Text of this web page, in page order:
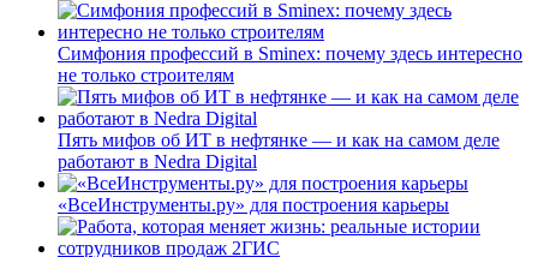
Симфония профессий в Sminex: почему здесь интересно
не только строителям
Пять мифов об ИТ в нефтянке — и как на самом деле
работают в Nedra Digital
«ВсеИнструменты.ру» для построения карьеры